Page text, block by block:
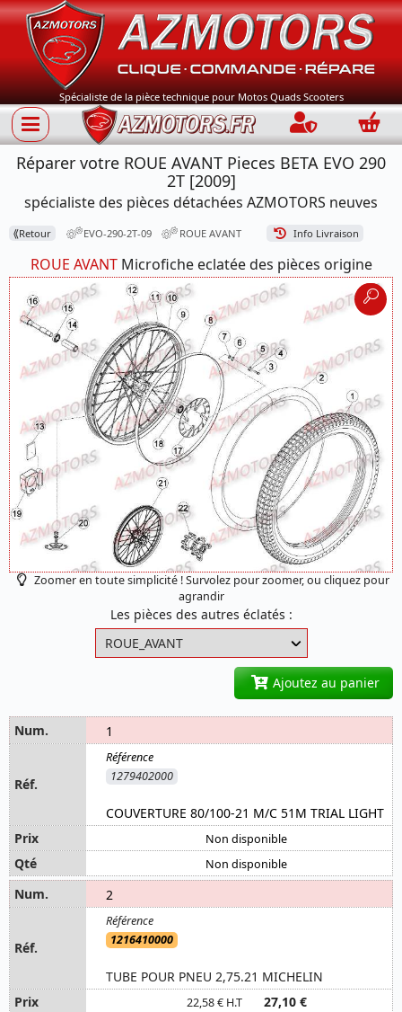
Spécialiste de la pièce technique pour Motos Quads Scooters
Connection
Réparer votre ROUE AVANT Pieces BETA EVO 290
2T [2009]
spécialiste des pièces détachées AZMOTORS neuves
⟪Retour EVO-290-2T-09 ROUE AVANT Info Livraison
ROUE AVANTMicrofiche eclatée des pièces origine
Zoomer en toute simplicité ! Survolez pour zoomer, ou cliquez pour
agrandir
Les pièces des autres éclatés :
Ajoutez au panier
1
1279402000
COUVERTURE 80/100-21 M/C 51M TRIAL LIGHT
Non disponible
Non disponible
2
1216410000
TUBE POUR PNEU 2,75.21 MICHELIN
22,58 € H.T 27,10 €